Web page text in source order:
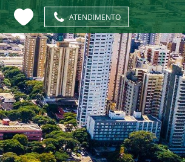
ATENDIMENTO